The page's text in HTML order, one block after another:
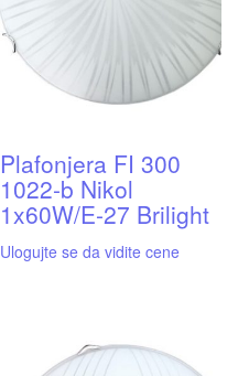
Plafonjera FI 300
1022-b Nikol
1x60W/E-27 Brilight
Ulogujte se da vidite cene